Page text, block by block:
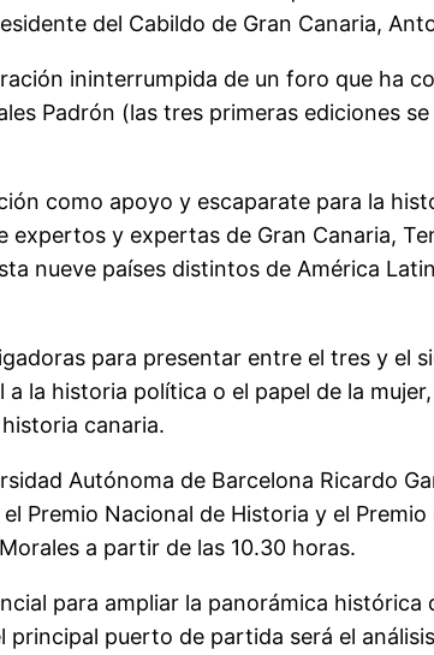
del Cabildo de Gran Canaria,
ininterrumpida de un foro que ha
Padrón (las tres primeras ediciones
como apoyo y escaparate para la
y expertas de Gran Canaria,
nueve países distintos de América
para presentar entre el tres y el
la historia política o el papel de la
canaria.
Autónoma de Barcelona Ricardo
Premio Nacional de Historia y el
a partir de las 10.30 horas.
para ampliar la panorámica histórica
puerto de partida será el